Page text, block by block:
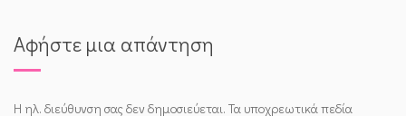
Αφήστε μια απάντηση
Η ηλ. διεύθυνση σας δεν δημοσιεύεται. Τα υποχρεωτικά πεδία